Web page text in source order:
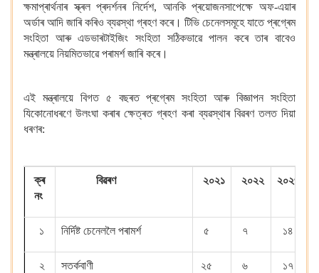
ক্ষমাপ্ৰাৰ্থনাৰ স্ক্ৰল প্ৰদৰ্শনৰ নিৰ্দেশ, আনকি প্ৰয়োজনসাপেক্ষে অফ-এয়াৰ
অৰ্ডাৰ আদি জাৰি কৰিও ব্যৱস্থা গ্ৰহণ কৰে। টিভি চেনেলসমূহে যাতে প্ৰগ্ৰেম
সংহিতা আৰু এডভাৰটাইজিং সংহিতা সঠিকভাৱে পালন কৰে তাৰ বাবেও
মন্ত্ৰালয়ে নিয়মিতভাৱে পৰামৰ্শ জাৰি কৰে।
এই মন্ত্ৰালয়ে বিগত ৫ বছৰত প্ৰগ্ৰেম সংহিতা আৰু বিজ্ঞাপন সংহিতা
যিকোনোধৰণে উলংঘা কৰাৰ ক্ষেত্ৰত গ্ৰহণ কৰা ব্যৱস্থাৰ বিৱৰণ তলত দিয়া
ধৰণৰ:
ক্ৰ
নং
বিৱৰণ ২০২১ ২০২২ ২০২৩
১ নিৰ্দিষ্ট চেনেললৈ পৰামৰ্শ ৫ ৭ ১৪
২ সতৰ্কবাণী ২৫ ৬ ১৭